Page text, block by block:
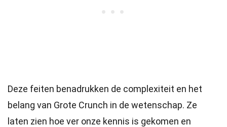
Deze feiten benadrukken de complexiteit en het
belang van Grote Crunch in de wetenschap. Ze
laten zien hoe ver onze kennis is gekomen en